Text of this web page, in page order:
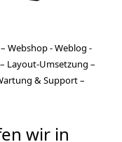
Webshop - Weblog -
Layout-Umsetzung –
& Support –
wir in